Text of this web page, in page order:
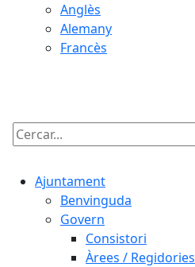
Anglès
Alemany
Francès
Cercar:
Ajuntament
Benvinguda
Govern
Consistori
Àrees / Regidories